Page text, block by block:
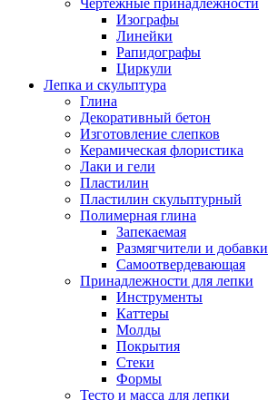
Чертежные принадлежности
Изографы
Линейки
Рапидографы
Циркули
Лепка и скульптура
Глина
Декоративный бетон
Изготовление слепков
Керамическая флористика
Лаки и гели
Пластилин
Пластилин скульптурный
Полимерная глина
Запекаемая
Размягчители и добавки
Самоотвердевающая
Принадлежности для лепки
Инструменты
Каттеры
Молды
Покрытия
Стеки
Формы
Тесто и масса для лепки